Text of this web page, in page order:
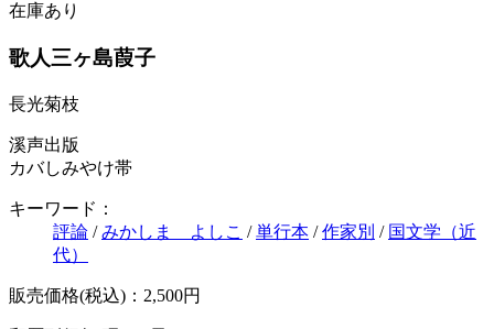
在庫あり
歌人三ヶ島葭子
長光菊枝
溪声出版
カバしみやけ帯
キーワード：
評論 /みかしま よしこ /単行本 /作家別 / 国文学（近
代）
販売価格(税込)：2,500円